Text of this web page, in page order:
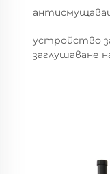
устройство
заглушаване